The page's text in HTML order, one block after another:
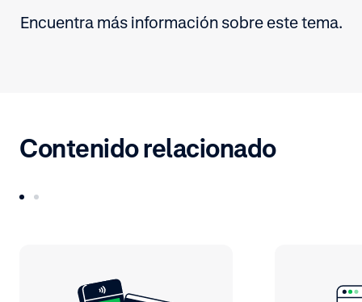
Encuentra más información sobre este tema.
Contenido relacionado